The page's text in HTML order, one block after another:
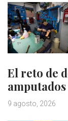
El reto de
9 agosto, 2026